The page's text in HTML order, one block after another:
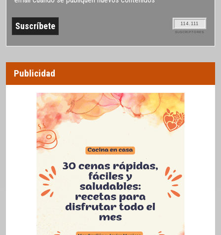
114.111
SUSCRIPTORES
Publicidad